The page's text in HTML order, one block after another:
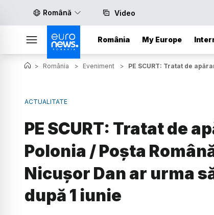
Română Video
România My Europe
> România > Eveniment > PE SCURT: Tratat de
ACTUALITATE
PE SCURT: Tratat de
Polonia / Poșta
Nicușor Dan ar urma
după 1 iunie